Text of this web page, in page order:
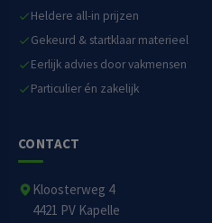
Heldere all-in prijzen
Gekeurd & startklaar materieel
Eerlijk advies door vakmensen
Particulier én zakelijk
CONTACT
Kloosterweg 4
4421 PV Kapelle